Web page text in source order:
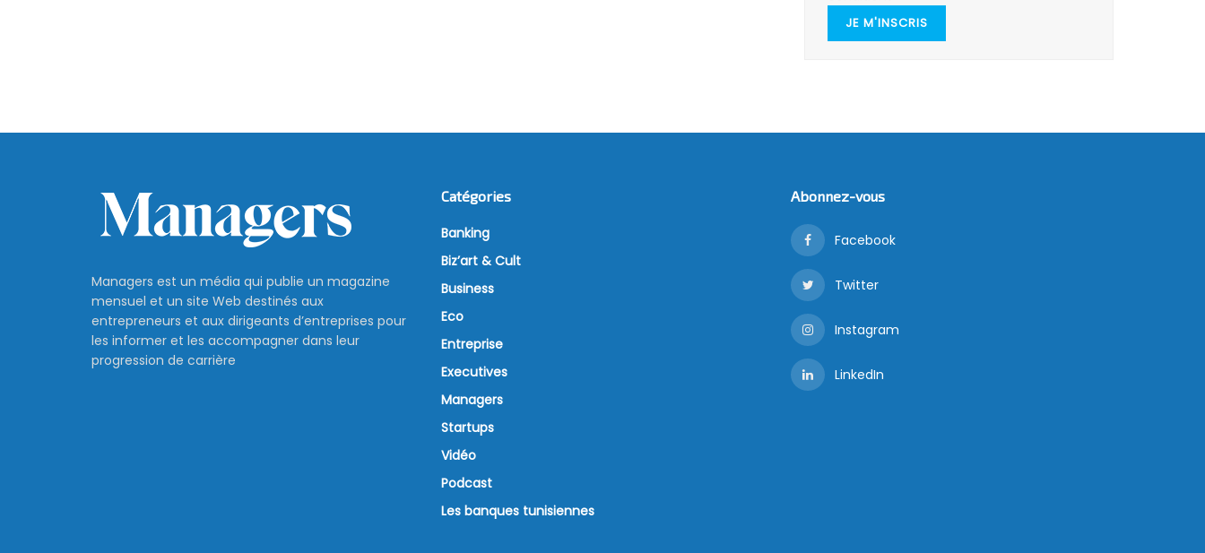
JE M'INSCRIS
Managers est un média qui publie un magazine
mensuel et un site Web destinés aux
entrepreneurs et aux dirigeants d’entreprises pour
les informer et les accompagner dans leur
progression de carrière
Catégories
Banking
Biz’art & Cult
Business
Eco
Entreprise
Executives
Managers
Startups
Vidéo
Podcast
Les banques tunisiennes
Abonnez-vous
Facebook
Twitter
Instagram
LinkedIn